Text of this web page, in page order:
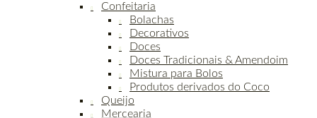
Confeitaria
Bolachas
Decorativos
Doces
Doces Tradicionais & Amendoim
Mistura para Bolos
Produtos derivados do Coco
Queijo
Mercearia